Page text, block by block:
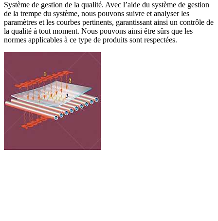
Système de gestion de la qualité. Avec l’aide du système de gestion
de la trempe du système, nous pouvons suivre et analyser les
paramètres et les courbes pertinents, garantissant ainsi un contrôle de
la qualité à tout moment. Nous pouvons ainsi être sûrs que les
normes applicables à ce type de produits sont respectées.